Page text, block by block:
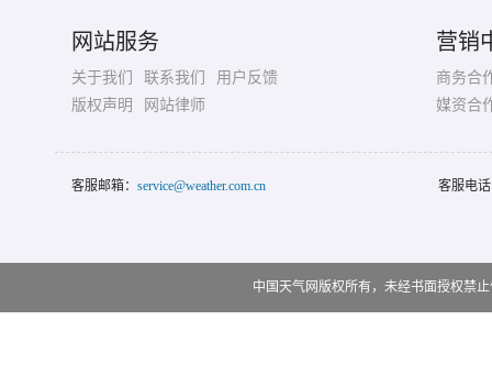
网站服务
关于我们 联系我们
用户反馈
版权声明
网站律师
营销
商务合
媒资合
客服邮箱： service@weather.com.cn 客服电
中国天气网版权所有，未经书面授权